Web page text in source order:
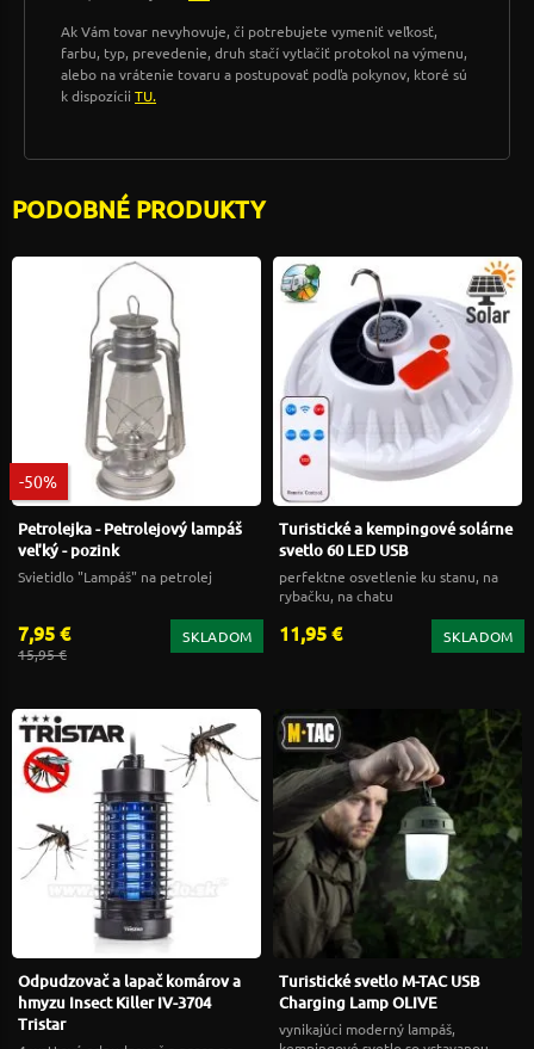
Ak Vám tovar nevyhovuje, či potrebujete vymeniť veľkosť,
farbu, typ, prevedenie, druh stačí vytlačiť protokol na výmenu,
alebo na vrátenie tovaru a postupovať podľa pokynov, ktoré sú
k dispozícii TU.
PODOBNÉ PRODUKTY
-50%
Petrolejka - Petrolejový lampáš
veľký - pozink
Svietidlo "Lampáš" na petrolej
7,95 €
15,95 €
SKLADOM
Turistické a kempingové solárne
svetlo 60 LED USB
perfektne osvetlenie ku stanu, na
rybačku, na chatu
11,95 € SKLADOM
Odpudzovač a lapač komárov a
hmyzu Insect Killer IV-3704
Tristar
Turistické svetlo M-TAC USB
Charging Lamp OLIVE
vynikajúci moderný lampáš,